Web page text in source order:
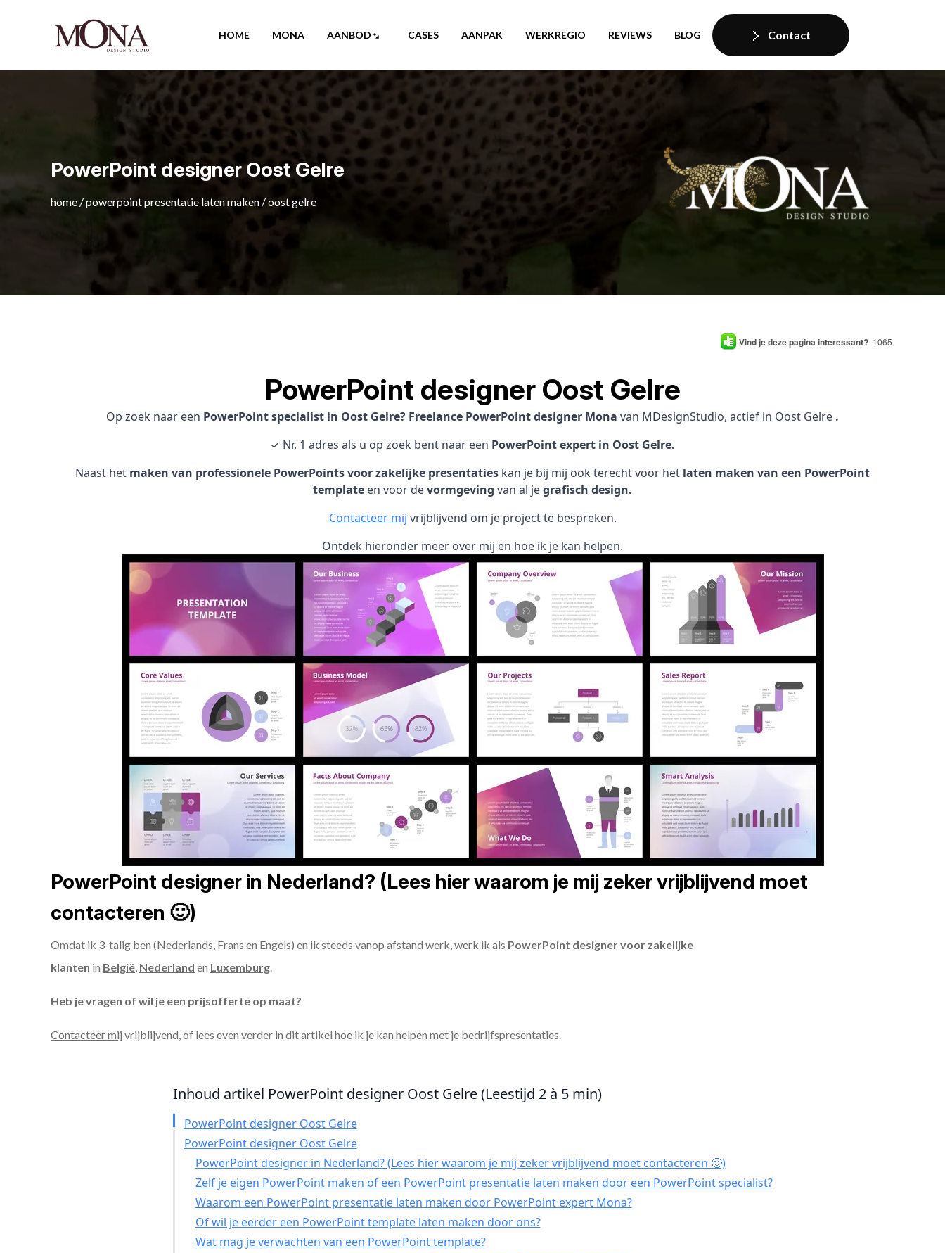
HOME MONA AANBOD CASES AANPAK WERKREGIO REVIEWS BLOG Contact
PowerPoint designer Oost Gelre
home/powerpoint presentatie laten maken /oost gelre
Vind je deze pagina interessant? 1065
PowerPoint designer Oost Gelre
Op zoek naar een PowerPoint specialist in Oost Gelre? Freelance PowerPoint designer Mona van MDesignStudio, actief in Oost Gelre .
✓ Nr. 1 adres als u op zoek bent naar een PowerPoint expert in Oost Gelre.
Naast het maken van professionele PowerPoints voor zakelijke presentaties kan je bij mij ook terecht voor het laten maken van een PowerPoint
template en voor devormgeving van al jegrafisch design.
Contacteer mij vrijblijvend om je project te bespreken.
Ontdek hieronder meer over mij en hoe ik je kan helpen.
PowerPoint designer in Nederland? (Lees hier waarom je mij zeker vrijblijvend moet
contacteren 🙂)
Omdat ik 3-talig ben (Nederlands, Frans en Engels) en ik steeds vanop afstand werk, werk ik als PowerPoint designer voor zakelijke
klanten in België, Nederland en Luxemburg.
Heb je vragen of wil je een prijsofferte op maat?
Contacteer mij vrijblijvend, of lees even verder in dit artikel hoe ik je kan helpen met je bedrijfspresentaties.
Inhoud artikel PowerPoint designer Oost Gelre (Leestijd 2 à 5 min)
PowerPoint designer Oost Gelre
PowerPoint designer Oost Gelre
PowerPoint designer in Nederland? (Lees hier waarom je mij zeker vrijblijvend moet contacteren 🙂)
Zelf je eigen PowerPoint maken of een PowerPoint presentatie laten maken door een PowerPoint specialist?
Waarom een PowerPoint presentatie laten maken door PowerPoint expert Mona?
Of wil je eerder een PowerPoint template laten maken door ons?
Wat mag je verwachten van een PowerPoint template?